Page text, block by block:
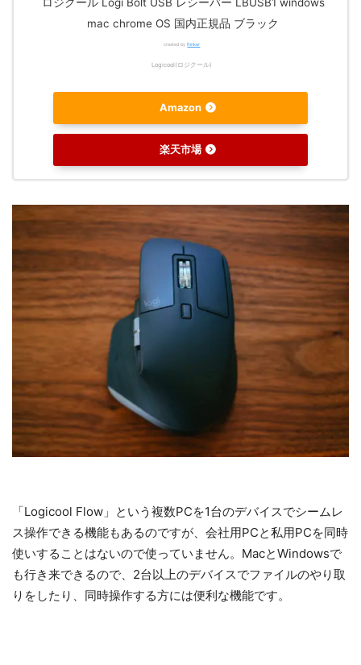
mac chrome OS 国内正規品 ブラック
created byRinker
Logicool(ロジクール)
Amazon
楽天市場
「Logicool Flow」という複数PCを1台のデバイスでシームレ
ス操作できる機能もあるのですが、会社用PCと私用PCを同時
使いすることはないので使っていません。MacとWindowsで
も行き来できるので、2台以上のデバイスでファイルのやり取
りをしたり、同時操作する方には便利な機能です。